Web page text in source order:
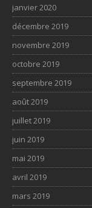
janvier 2020
décembre 2019
novembre 2019
octobre 2019
septembre 2019
août 2019
juillet 2019
juin 2019
mai 2019
avril 2019
mars 2019